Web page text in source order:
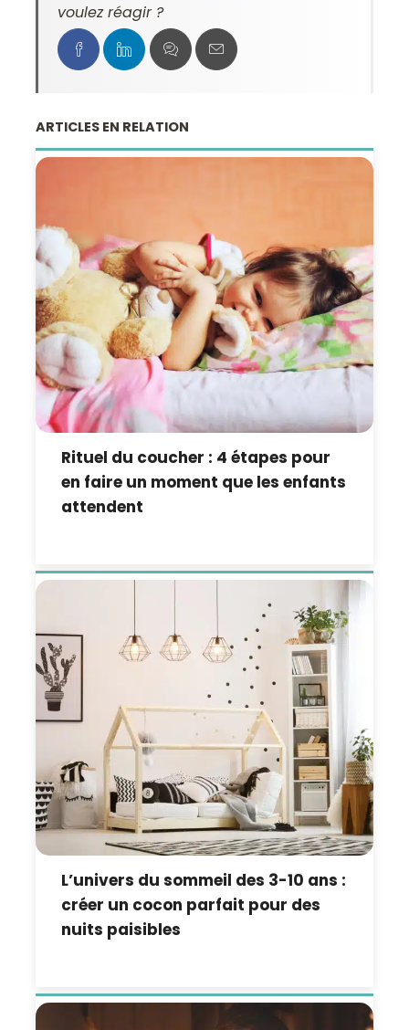
voulez réagir ?
ARTICLES EN RELATION
Rituel du coucher : 4 étapes pour
en faire un moment que les enfants
attendent
L’univers du sommeil des 3-10 ans :
créer un cocon parfait pour des
nuits paisibles